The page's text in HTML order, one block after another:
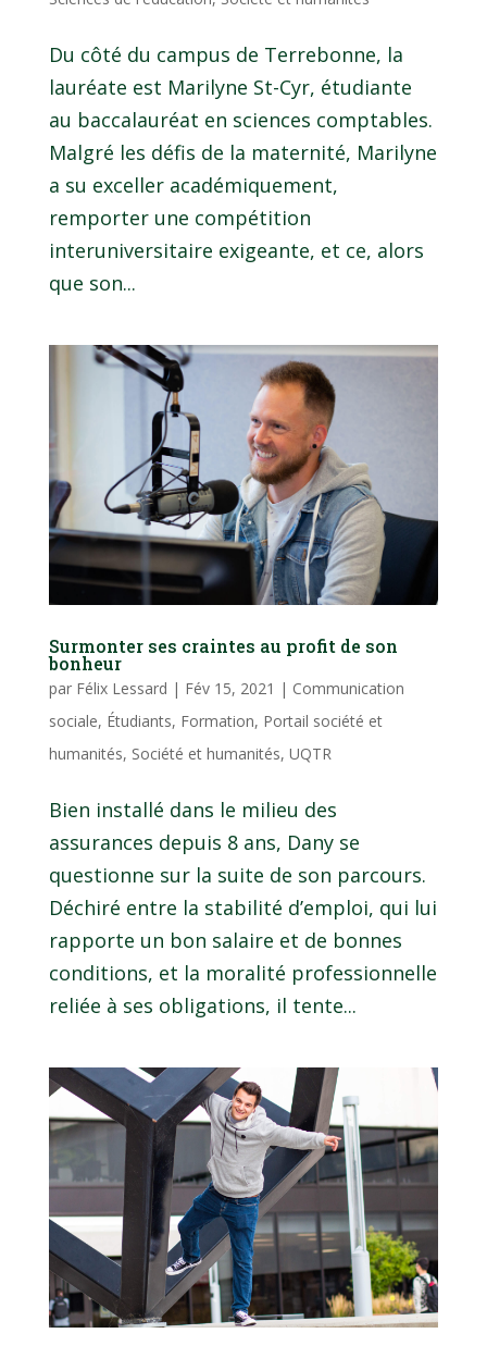
Du côté du campus de Terrebonne, la
lauréate est Marilyne St-Cyr, étudiante
au baccalauréat en sciences comptables.
Malgré les défis de la maternité, Marilyne
a su exceller académiquement,
remporter une compétition
interuniversitaire exigeante, et ce, alors
que son...
Surmonter ses craintes au profit de son
bonheur
par Félix Lessard | Fév 15, 2021 | Communication
sociale, Étudiants, Formation, Portail société et
humanités, Société et humanités, UQTR
Bien installé dans le milieu des
assurances depuis 8 ans, Dany se
questionne sur la suite de son parcours.
Déchiré entre la stabilité d’emploi, qui lui
rapporte un bon salaire et de bonnes
conditions, et la moralité professionnelle
reliée à ses obligations, il tente...